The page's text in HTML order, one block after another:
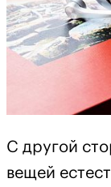
С другой
вещей